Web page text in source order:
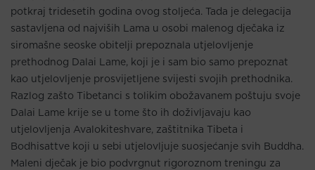
potkraj tridesetih godina ovog stoljeća. Tada je delegacija
sastavljena od najviših Lama u osobi malenog dječaka iz
siromašne seoske obitelji prepoznala utjelovljenje
prethodnog Dalai Lame, koji je i sam bio samo prepoznat
kao utjelovljenje prosvijetljene svijesti svojih prethodnika.
Razlog zašto Tibetanci s tolikim obožavanem poštuju svoje
Dalai Lame krije se u tome što ih doživljavaju kao
utjelovljenja Avalokiteshvare, zaštitnika Tibeta i
Bodhisattve koji u sebi utjelovljuje suosjećanje svih Buddha.
Maleni dječak je bio podvrgnut rigoroznom treningu za